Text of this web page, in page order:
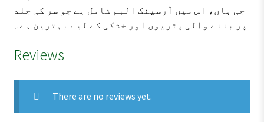
جی ہاں، اس میں آرسینک البم شامل ہے جو سر کی جلد
پر بننے والی پٹریوں اور خشکی کے لیے بہترین ہے۔
Reviews
There are no reviews yet.